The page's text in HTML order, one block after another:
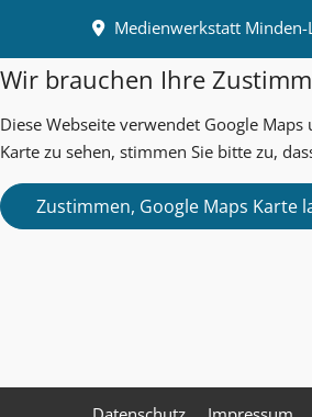
Medienwerkstatt Minden-
Wir brauchen Ihre
Diese Webseite verwendet Google
Karte zu sehen, stimmen Sie bitte zu,